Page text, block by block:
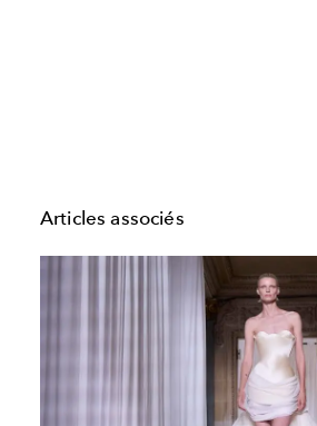
Articles associés